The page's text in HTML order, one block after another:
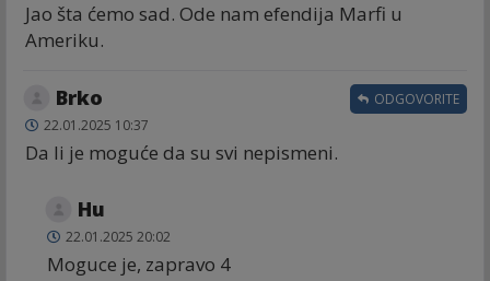
Jao šta ćemo sad. Ode nam efendija Marfi u
Ameriku.
Brko
22.01.2025 10:37
Da li je moguće da su svi nepismeni.
ODGOVORITE
Hu
22.01.2025 20:02
Moguce je, zapravo 4